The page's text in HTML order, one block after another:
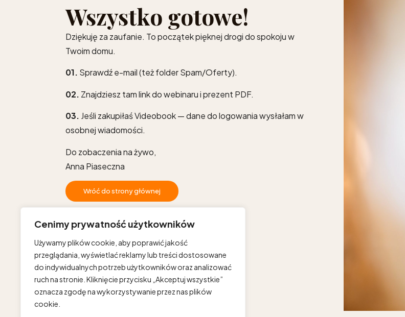
Cenimy prywatność użytkowników
Używamy plików cookie, aby poprawić jakość
przeglądania, wyświetlać reklamy lub treści dostosowane
do indywidualnych potrzeb użytkowników oraz analizować
ruch na stronie. Kliknięcie przycisku „Akceptuj wszystkie”
oznacza zgodę na wykorzystywanie przez nas plików
cookie.
Wszystko gotowe!
Dziękuję za zaufanie. To początek pięknej drogi do spokoju w
Twoim domu.
01. Sprawdź e-mail (też folder Spam/Oferty).
02. Znajdziesz tam link do webinaru i prezent PDF.
03. Jeśli zakupiłaś Videobook — dane do logowania wysłałam w
osobnej wiadomości.
Do zobaczenia na żywo,
Anna Piaseczna
Wróć do strony głównej